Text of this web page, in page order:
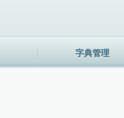
字典管理